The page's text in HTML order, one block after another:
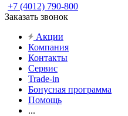
+7 (4012) 790-800
Заказать звонок
Акции
Компания
Контакты
Сервис
Trade-in
Бонусная программа
Помощь
...